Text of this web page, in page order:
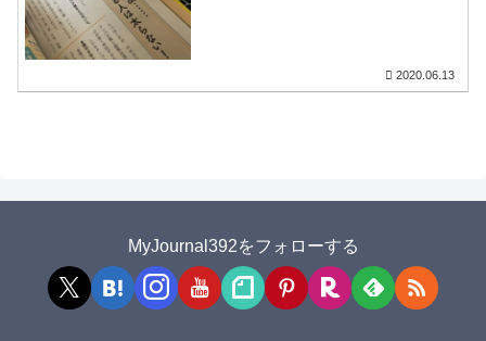
2020.06.13
MyJournal392をフォローする